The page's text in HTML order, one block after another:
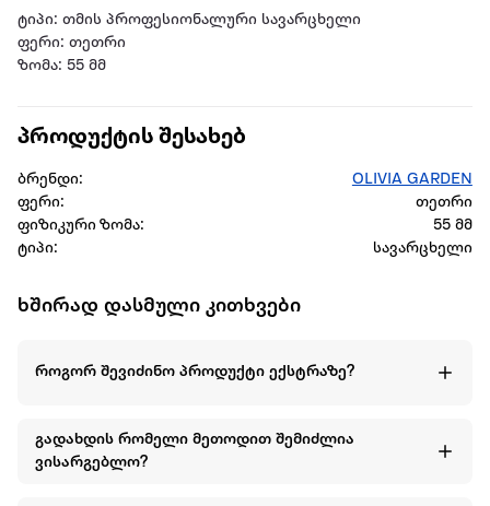
ტიპი: თმის პროფესიონალური სავარცხელი
ფერი: თეთრი
ზომა: 55 მმ
პროდუქტის შესახებ
ბრენდი:
OLIVIA GARDEN
ფერი:
თეთრი
ფიზიკური ზომა:
55 მმ
ტიპი:
სავარცხელი
ხშირად დასმული კითხვები
როგორ შევიძინო პროდუქტი ექსტრაზე?
გადახდის რომელი მეთოდით შემიძლია
ვისარგებლო?